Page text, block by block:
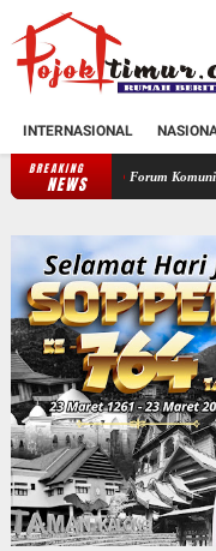
INTERNASIONAL
BREAKING
NEWS
Forum Komunikasi Pondok